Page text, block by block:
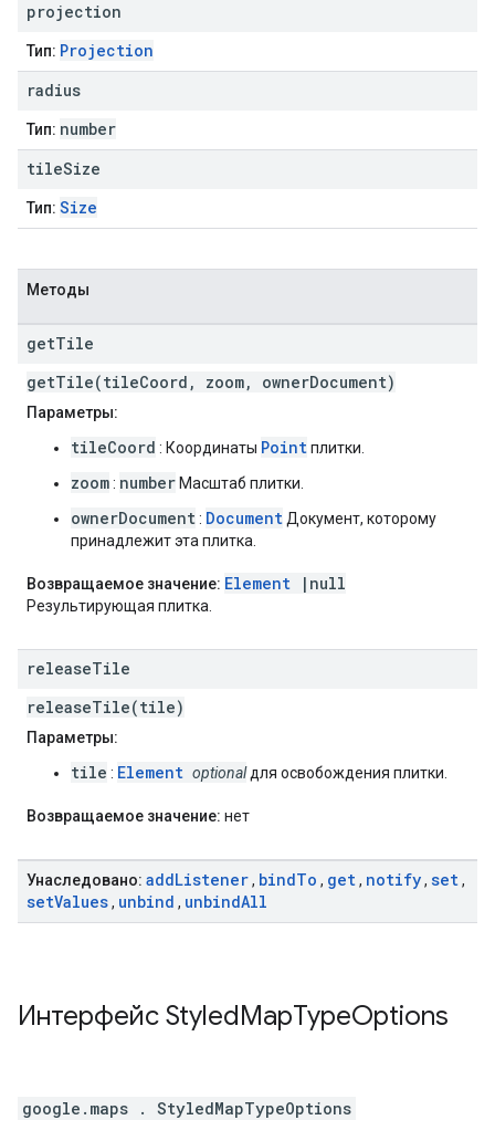
projection
Тип: Projection
radius
Тип: number
tileSize
Тип: Size
Методы
getTile
getTile(tileCoord, zoom, ownerDocument)
Параметры:
tileCoord : Координаты Pointплитки.
zoom: number Масштаб плитки.
ownerDocument: Document Документ, которому
принадлежит эта плитка.
Возвращаемое значение: Element |null
Результирующая плитка.
releaseTile
releaseTile(tile)
Параметры:
tile : Element optionalдля освобождения плитки.
Возвращаемое значение: нет
Унаследовано: addListener, bindTo , get, notify, set,
setValues, unbind , unbindAll
Интерфейс StyledMapTypeOptions
google.maps . StyledMapTypeOptions